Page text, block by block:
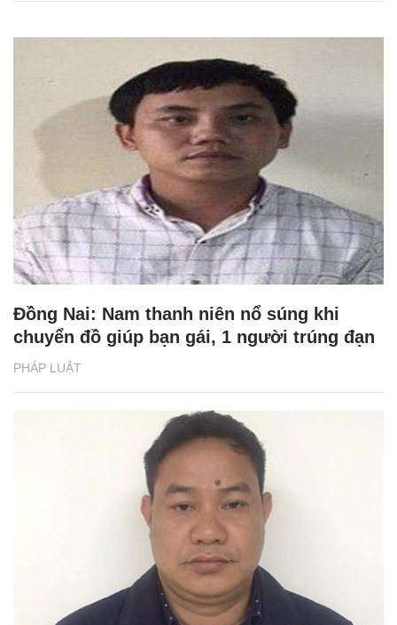
PHÁP LUẬT
Đồng Nai: Nam thanh niên nổ súng khi
chuyển đồ giúp bạn gái, 1 người trúng đạn